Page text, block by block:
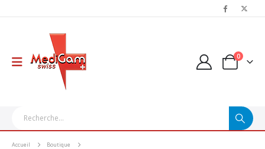
0
Accueil
Boutique